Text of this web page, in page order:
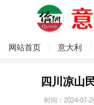
网站首页 意大利
四川凉山
时间：2024-07-